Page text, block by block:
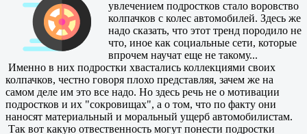
увлечением подростков стало воровство
колпачков с колес автомобилей. Здесь же
надо сказать, что этот тренд породило не
что, иное как социальные сети, которые
впрочем научат еще не такому...
Именно в них подростки хвастались коллекциями своих
колпачков, честно говоря плохо представляя, зачем же на
самом деле им это все надо. Но здесь речь не о мотивации
подростков и их "сокровищах", а о том, что по факту они
наносят материальный и моральный ущерб автомобилистам.
Так вот какую отвественность могут понести подростки